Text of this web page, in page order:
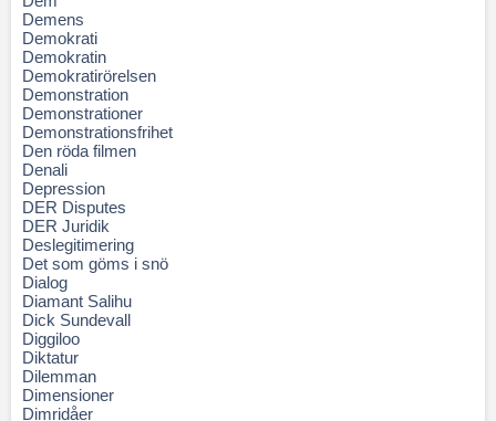
Demens
Demokrati
Demokratin
Demokratirörelsen
Demonstration
Demonstrationer
Demonstrationsfrihet
Den röda filmen
Denali
Depression
DER Disputes
DER Juridik
Deslegitimering
Det som göms i snö
Dialog
Diamant Salihu
Dick Sundevall
Diggiloo
Diktatur
Dilemman
Dimensioner
Dimridåer